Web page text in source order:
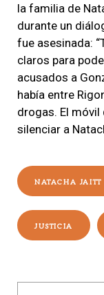
la familia de
durante un
fue asesinada:
claros para
acusados a
había entre
drogas. El móvil
silenciar a
NATACHA JAITT
JUSTICIA